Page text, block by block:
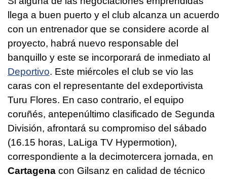
llega a buen puerto y el club alcanza un acuerdo
con un entrenador que se considere acorde al
proyecto, habrá nuevo responsable del
banquillo y este se incorporará de inmediato al
Deportivo. Este miércoles el club se vio las
caras con el representante del exdeportivista
Turu Flores. En caso contrario, el equipo
coruñés, antepenúltimo clasificado de Segunda
División, afrontará su compromiso del sábado
(16.15 horas, LaLiga TV Hypermotion),
correspondiente a la decimotercera jornada, en
Cartagena con Gilsanz en calidad de técnico